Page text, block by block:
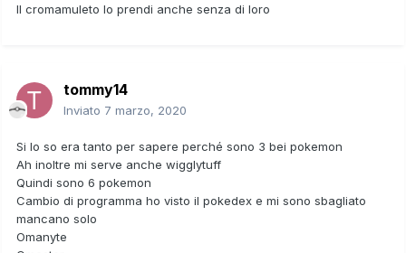
Il cromamuleto lo prendi anche senza di loro
tommy14
Inviato 7 marzo, 2020
Si lo so era tanto per sapere perché sono 3 bei pokemon
Ah inoltre mi serve anche wigglytuff
Quindi sono 6 pokemon
Cambio di programma ho visto il pokedex e mi sono sbagliato
mancano solo
Omanyte